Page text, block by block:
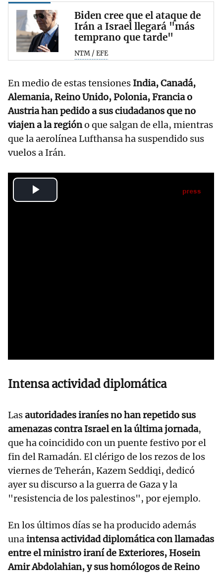
Biden cree que el ataque de
Irán a Israel llegará "más
temprano que tarde"
NTM / EFE
En medio de estas tensiones India, Canadá,
Alemania, Reino Unido, Polonia, Francia o
Austria han pedido a sus ciudadanos que no
viajen a la regióno que salgan de ella, mientras
que la aerolínea Lufthansa ha suspendido sus
vuelos a Irán.
Intensa actividad diplomática
Lasautoridades iraníes no han repetido sus
amenazas contra Israel en la última jornada,
que ha coincidido con un puente festivo por el
fin del Ramadán. El clérigo de los rezos de los
viernes de Teherán, Kazem Seddiqi, dedicó
ayer su discurso a la guerra de Gaza y la
"resistencia de los palestinos", por ejemplo.
En los últimos días se ha producido además
unaintensa actividad diplomática con llamadas
entre el ministro iraní de Exteriores, Hosein
Amir Abdolahian, y sus homólogos de Reino